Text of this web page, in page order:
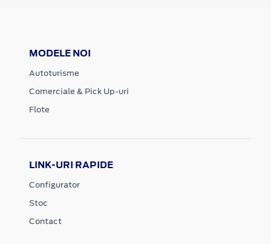
MODELE NOI
Autoturisme
Comerciale & Pick Up-uri
Flote
LINK-URI RAPIDE
Configurator
Stoc
Contact